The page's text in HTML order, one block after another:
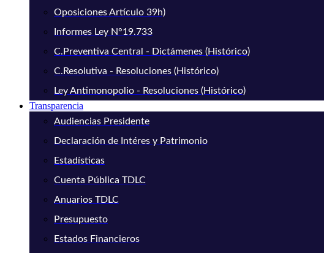
Oposiciones Artículo 39h)
Informes Ley N°19.733
C.Preventiva Central - Dictámenes (Histórico)
C.Resolutiva - Resoluciones (Histórico)
Ley Antimonopolio - Resoluciones (Histórico)
Transparencia
Audiencias Presidente
Declaración de Intéres y Patrimonio
Estadísticas
Cuenta Pública TDLC
Anuarios TDLC
Presupuesto
Estados Financieros